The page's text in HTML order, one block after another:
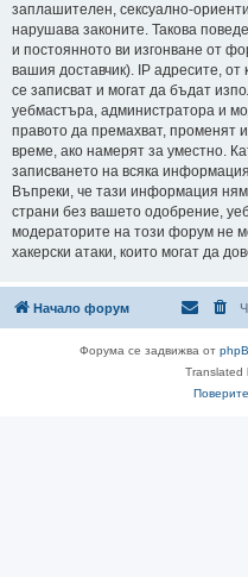
заплашителен, сексуално-
нарушава законите. Такова
и постоянното ви изгонване от
вашия доставчик). IP адресите,
се записват и могат да бъдат
уебмастъра, администратора и
правото да премахват, променят
време, ако намерят за уместно.
записването на всяка
Въпреки, че тази информация
страни без вашето одобрение,
модераторите на този форум не
хакерски атаки, които могат да
Начало форум
Форума се задвижва от
Translated